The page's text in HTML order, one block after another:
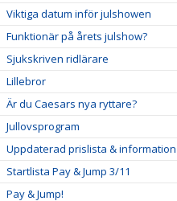
Viktiga datum inför julshowen
Funktionär på årets julshow?
Sjukskriven ridlärare
Lillebror
Är du Caesars nya ryttare?
Jullovsprogram
Uppdaterad prislista & information
Startlista Pay & Jump 3/11
Pay & Jump!